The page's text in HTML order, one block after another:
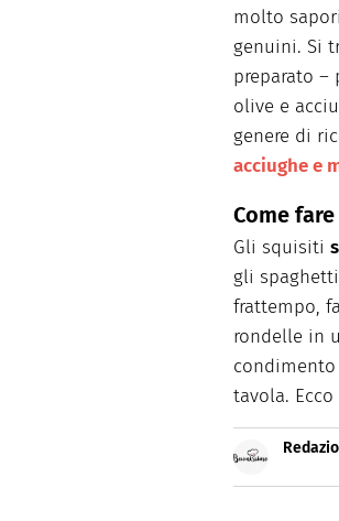
molto
genuini. Si
preparato –
olive e
genere di
acciughe e
Come
Gli squisiti
gli
frattempo,
rondelle in
tavola.
facili e